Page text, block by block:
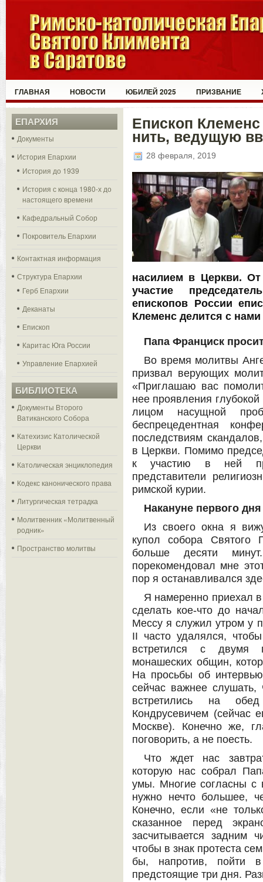
ГЛАВНАЯ НОВОСТИ ЮБИЛЕЙ 2025 ПРИЗВАНИЕ
ЕПАРХИЯ
Документы
История Епархии
История до 1939
История с конца 1980-х до
настоящего времени
Кафедральный Собор
Покровитель Епархии
Контактная информация
Структура Епархии
Герб Епархии
Деканаты
Епископ
Каритас Юга России
Управление Епархией
БИБЛИОТЕКА
Документы Второго
Ватиканского Собора
Катехизис Католической
Церкви
Католическая энциклопедия
Кодекс канонического права
Литургическая тетрадка
Молитвенник «Молитвенный
родник»
Пространство молитвы
Епископ
нить, ведущую
28 февраля, 2019
насилием в Церкви.
участие
епископов России
Клеменс делится с
Папа Франциск
Во время молитвы
призвал верующих
«Приглашаю вас
нее проявления глубокой
лицом насущной
беспрецедентная
последствиям
в Церкви. Помимо
к участию в ней
представители
римской курии.
Накануне первого
Из своего окна я
купол собора
больше десяти
порекомендовал мне
пор я останавливался
Я намеренно приехал
сделать кое-что до
Мессу я служил утром у
II часто удалялся,
встретился с двумя
монашеских общин,
На просьбы об
сейчас важнее
встретились на
Кондрусевичем (сейчас
Москве). Конечно же,
поговорить, а не поесть.
Что ждет нас
которую нас собрал
умы. Многие согласны с
нужно нечто большее,
Конечно, если «не
сказанное перед
засчитывается задним
чтобы в знак протеста
бы, напротив, пойти
предстоящие три дня.